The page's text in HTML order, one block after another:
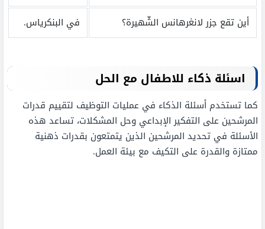
أين تقع جزر لانغرهانس الشّهيرة؟ في البنكرياس.
اسئلة ذكاء للاطفال مع الحل
كما تستخدم أسئلة الذكاء في عمليات التوظيف لتقييم قدرات
المرشحين على التفكير الإبداعي وحل المشكلات، تساعد هذه
الأسئلة في تحديد المرشحين الذين يتمتعون بقدرات ذهنية
ممتازة والقدرة على التكيف مع بيئة العمل.